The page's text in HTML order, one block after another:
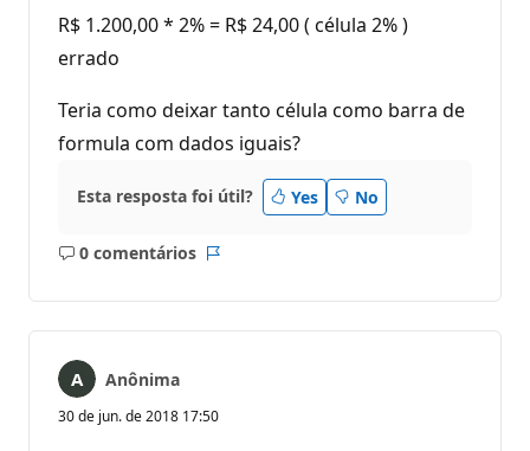
R$ 1.200,00 * 2% = R$ 24,00 ( célula 2% )
errado
Teria como deixar tanto célula como barra de
formula com dados iguais?
Esta resposta foi útil? Yes No
0 comentários
Sem
Anônima
30 de jun. de 2018 17:50